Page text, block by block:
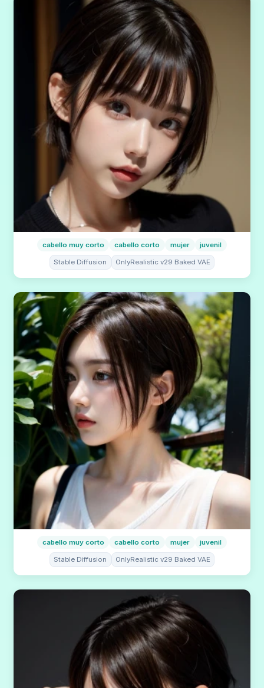
cabello muy corto cabello corto mujer juvenil
Stable Diffusion OnlyRealistic v29 Baked VAE
cabello muy corto cabello corto mujer juvenil
Stable Diffusion OnlyRealistic v29 Baked VAE